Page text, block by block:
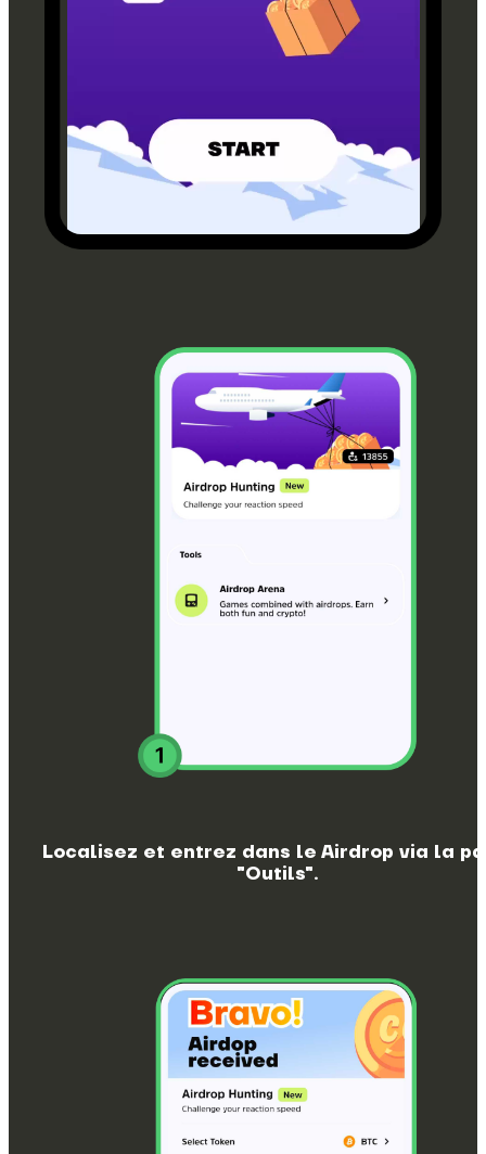
Localisez et entrez dans le Airdrop via la
"Outils".